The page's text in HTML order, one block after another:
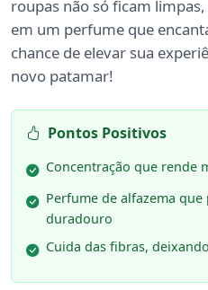
roupas não só ficam
em um perfume que
chance de elevar sua
novo patamar!
Pontos Positivos
Concentração que rende
Perfume de alfazema
duradouro
Cuida das fibras,